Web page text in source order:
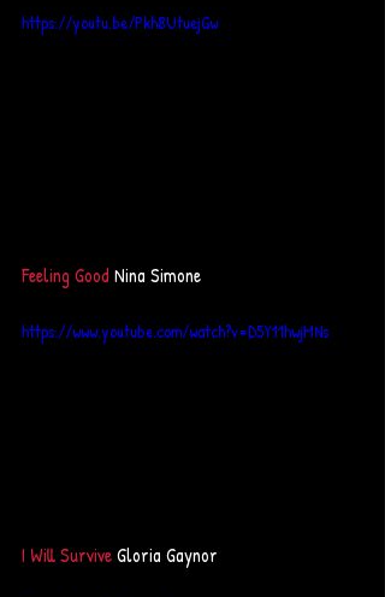
https://youtu.be/Pkh8UtuejGw
Feeling Good Nina Simone
https://www.youtube.com/watch?v=D5Y11hwjMNs
I Will Survive Gloria Gaynor